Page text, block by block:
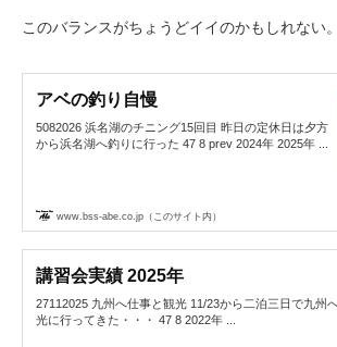
このバランスがちょうどイイのかもしれない。
アベの釣り自慢
5082026 浜名湖のチニング15回目 昨日の定休日は夕方
から浜名湖へ釣りに行った 47 8 prev 2024年 2025年 ...
www.bss-abe.co.jp（このサイト内）
講習会実績 2025年
27112025 九州へ仕事と観光 11/23から二泊三日で九州
光に行ってきた・・・ 47 8 2022年 ...